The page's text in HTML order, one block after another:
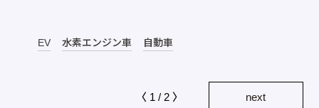
EV 水素エンジン車 自動車
〈 1 / 2 〉 next